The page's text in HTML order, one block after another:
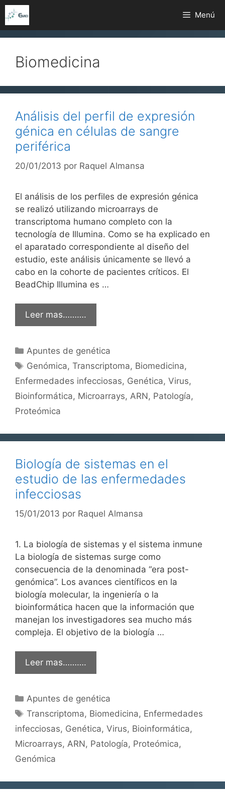
Saltar
al
contenido
Menú
Biomedicina
Análisis del perfil de expresión
génica en células de sangre
periférica
20/01/2013 por Raquel Almansa
El análisis de los perfiles de expresión génica
se realizó utilizando microarrays de
transcriptoma humano completo con la
tecnología de Illumina. Como se ha explicado en
el aparatado correspondiente al diseño del
estudio, este análisis únicamente se llevó a
cabo en la cohorte de pacientes críticos. El
BeadChip Illumina es …
Leer mas……….
Categorías
Apuntes de genética
Etiquetas
Genómica,Transcriptoma, Biomedicina,
Enfermedades infecciosas, Genética, Virus,
Bioinformática, Microarrays, ARN, Patología,
Proteómica
Biología de sistemas en el
estudio de las enfermedades
infecciosas
15/01/2013 por Raquel Almansa
1. La biología de sistemas y el sistema inmune
La biología de sistemas surge como
consecuencia de la denominada “era post-
genómica”. Los avances científicos en la
biología molecular, la ingeniería o la
bioinformática hacen que la información que
manejan los investigadores sea mucho más
compleja. El objetivo de la biología …
Leer mas……….
Categorías
Apuntes de genética
Etiquetas
Transcriptoma, Biomedicina, Enfermedades
infecciosas, Genética, Virus, Bioinformática,
Microarrays, ARN, Patología, Proteómica,
Genómica